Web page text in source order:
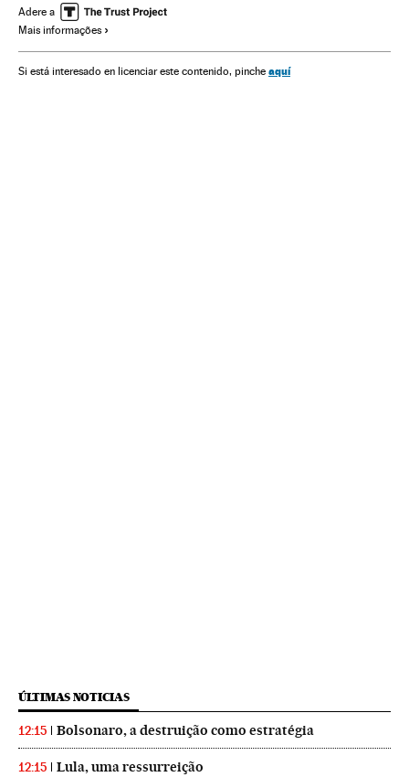
Força segurança América do Sul
Acontecimentos
Sociedade Patrick Nogueira
Adere a
Mais informações
Si está interesado en licenciar este contenido, pinche aquí
ÚLTIMAS NOTICIAS
12:15 Bolsonaro, a destruição como estratégia
12:15 Lula, uma ressurreição